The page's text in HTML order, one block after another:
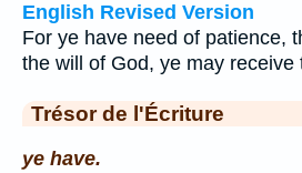
English Revised Version
For ye have need of patience,
the will of God, ye may receive
Trésor de l'Écriture
ye have.